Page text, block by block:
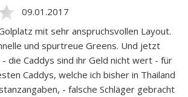
09.01.2017
mit sehr anspruchsvollen Layout.
und spurtreue Greens. Und jetzt
- die Caddys sind ihr Geld nicht wert - für
Caddys, welche ich bisher in Thailand
- falsche Schläger gebracht